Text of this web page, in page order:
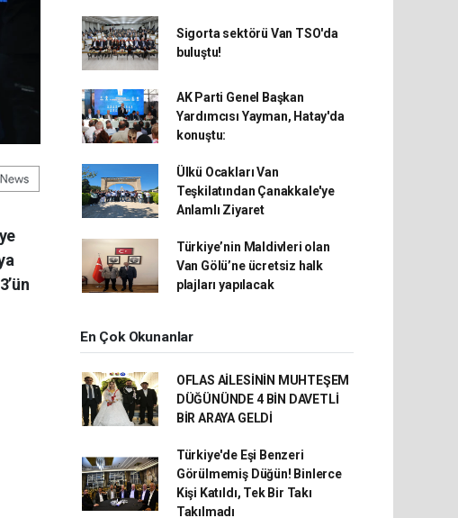
Sigorta sektörü Van TSO'da
buluştu!
AK Parti Genel Başkan
Yardımcısı Yayman, Hatay'da
konuştu:
Ülkü Ocakları Van
Teşkilatından Çanakkale'ye
Anlamlı Ziyaret
Türkiye’nin Maldivleri olan
Van Gölü’ne ücretsiz halk
plajları yapılacak
En Çok Okunanlar
OFLAS AİLESİNİN MUHTEŞEM
DÜĞÜNÜNDE 4 BİN DAVETLİ
BİR ARAYA GELDİ
Türkiye'de Eşi Benzeri
Görülmemiş Düğün! Binlerce
Kişi Katıldı, Tek Bir Takı
Takılmadı